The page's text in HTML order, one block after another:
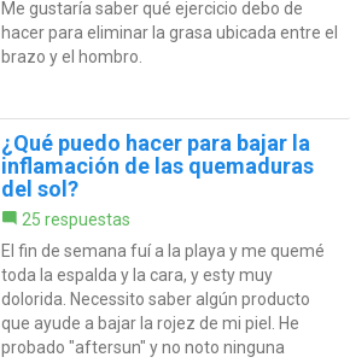
Me gustaría saber qué ejercicio debo de
hacer para eliminar la grasa ubicada entre el
brazo y el hombro.
¿Qué puedo hacer para bajar la
inflamación de las quemaduras
del sol?
25 respuestas
El fin de semana fuí a la playa y me quemé
toda la espalda y la cara, y esty muy
dolorida. Necessito saber algún producto
que ayude a bajar la rojez de mi piel. He
probado "aftersun" y no noto ninguna